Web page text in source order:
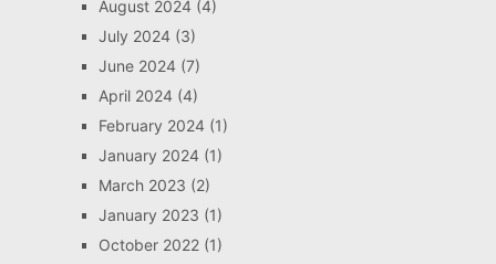
August 2024(4)
July 2024(3)
June 2024(7)
April 2024(4)
February 2024(1)
January 2024(1)
March 2023 (2)
January 2023 (1)
October 2022(1)